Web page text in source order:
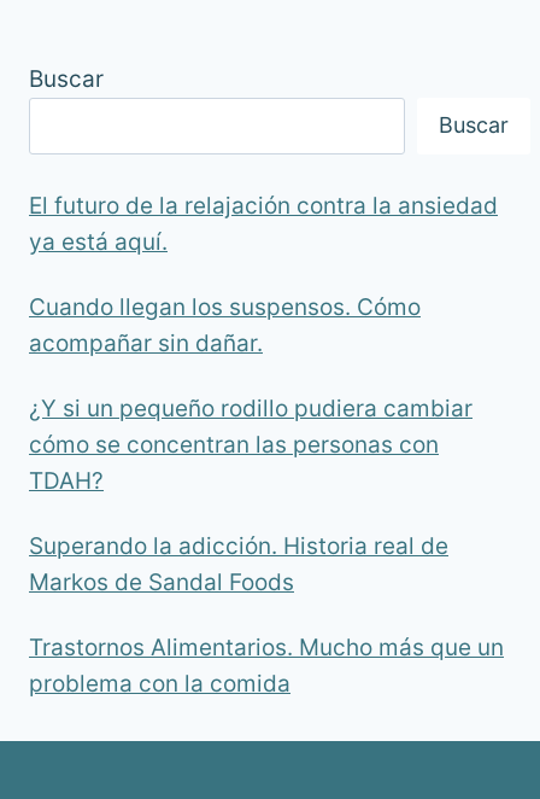
Buscar
Buscar
El futuro de la relajación contra la ansiedad
ya está aquí.
Cuando llegan los suspensos. Cómo
acompañar sin dañar.
¿Y si un pequeño rodillo pudiera cambiar
cómo se concentran las personas con
TDAH?
Superando la adicción. Historia real de
Markos de Sandal Foods
Trastornos Alimentarios. Mucho más que un
problema con la comida